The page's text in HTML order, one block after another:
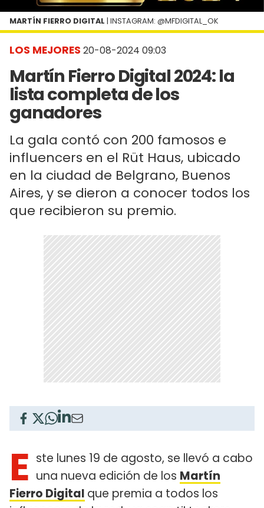
LOS MEJORES 20-08-2024 09:03
Martín Fierro Digital 2024: la
lista completa de los
ganadores
La gala contó con 200 famosos e
influencers en el Rüt Haus, ubicado
en la ciudad de Belgrano, Buenos
Aires, y se dieron a conocer todos los
que recibieron su premio.
MARTÍN FIERRO DIGITAL | INSTAGRAM: @MFDIGITAL_OK
E ste lunes 19 de agosto, se llevó a cabo
una nueva edición de los Martín
Fierro Digital que premia a todos los